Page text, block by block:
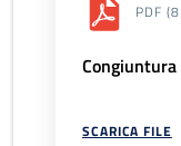
PDF
SCARICA FILE